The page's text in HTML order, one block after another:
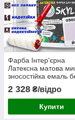
Фарба Інтер'єрна
Латексна матова
зносостійка емаль
запаху для стін і
Skyline Йогурт 10 л
2 328 ₴/відро
Купити